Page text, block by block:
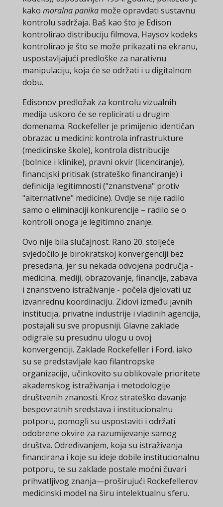
kako moralna panikamože opravdati sustavnu
kontrolu sadržaja. Baš kao što je Edison
kontrolirao distribuciju filmova, Haysov kodeks
kontrolirao je što se može prikazati na ekranu,
uspostavljajući predloške za narativnu
manipulaciju, koja će se održati i u digitalnom
dobu.
Edisonov predložak za kontrolu vizualnih
medija uskoro će se replicirati u drugim
domenama. Rockefeller je primijenio identičan
obrazac u medicini: kontrola infrastrukture
(medicinske škole), kontrola distribucije
(bolnice i klinike), pravni okvir (licenciranje),
financijski pritisak (strateško financiranje) i
definicija legitimnosti ("znanstvena" protiv
"alternativne" medicine). Ovdje se nije radilo
samo o eliminaciji konkurencije – radilo se o
kontroli onoga je legitimno znanje.
Ovo nije bila slučajnost. Rano 20. stoljeće
svjedočilo je birokratskoj konvergenciji bez
presedana, jer su nekada odvojena područja -
medicina, mediji, obrazovanje, financije, zabava
i znanstveno istraživanje - počela djelovati uz
izvanrednu koordinaciju. Zidovi između javnih
institucija, privatne industrije i vladinih agencija,
postajali su sve propusniji. Glavne zaklade
odigrale su presudnu ulogu u ovoj
konvergenciji. Zaklade Rockefeller i Ford, iako
su se predstavljale kao filantropske
organizacije, učinkovito su oblikovale prioritete
akademskog istraživanja i metodologije
društvenih znanosti. Kroz strateško davanje
bespovratnih sredstava i institucionalnu
potporu, pomogli su uspostaviti i održati
odobrene okvire za razumijevanje samog
društva. Određivanjem, koja su istraživanja
financirana i koje su ideje dobile institucionalnu
potporu, te su zaklade postale moćni čuvari
prihvatljivog znanja—proširujući Rockefellerov
medicinski model na širu intelektualnu sferu.